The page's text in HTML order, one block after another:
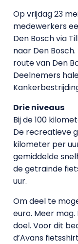
Op vrijdag 23
medewerkers
Den Bosch via
naar Den
route van Den
Deelnemers
Drie niveaus
Bij de 100
De recreatieve
kilometer per
gemiddelde
de getrainde
uur.
Om deel te
euro. Meer
doel. Voor dit
d’Avans